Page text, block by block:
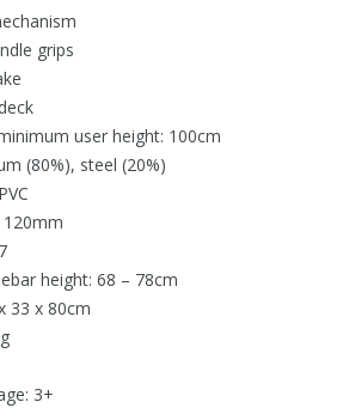
grips
user height: 100cm
(80%), steel (20%)
height: 68 – 78cm
33 x 80cm
3+